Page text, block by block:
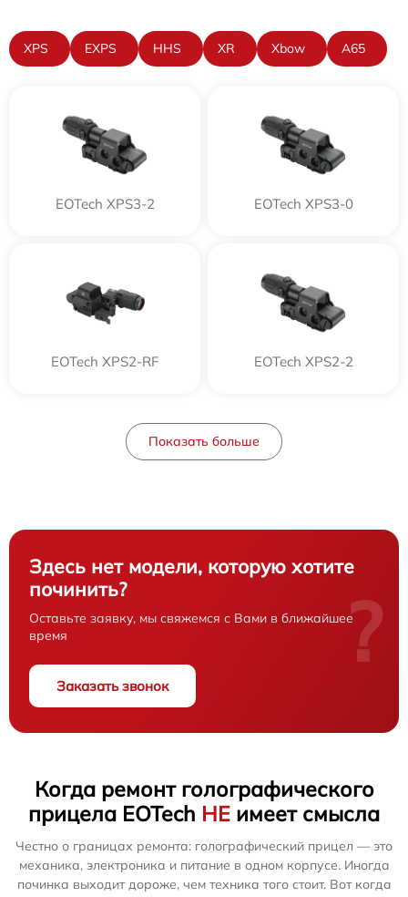
XPS EXPS HHS XR Xbow A65
EOTech XPS3-2 EOTech XPS3-0
EOTech XPS2-RF EOTech XPS2-2
Показать больше
Здесь нет модели, которую хотите
починить?
Оставьте заявку, мы свяжемся с Вами в ближайшее
время
Заказать звонок
?
Когда ремонт голографического
прицела EOTech НЕ имеет смысла
Честно о границах ремонта: голографический прицел — это
механика, электроника и питание в одном корпусе. Иногда
починка выходит дороже, чем техника того стоит. Вот когда